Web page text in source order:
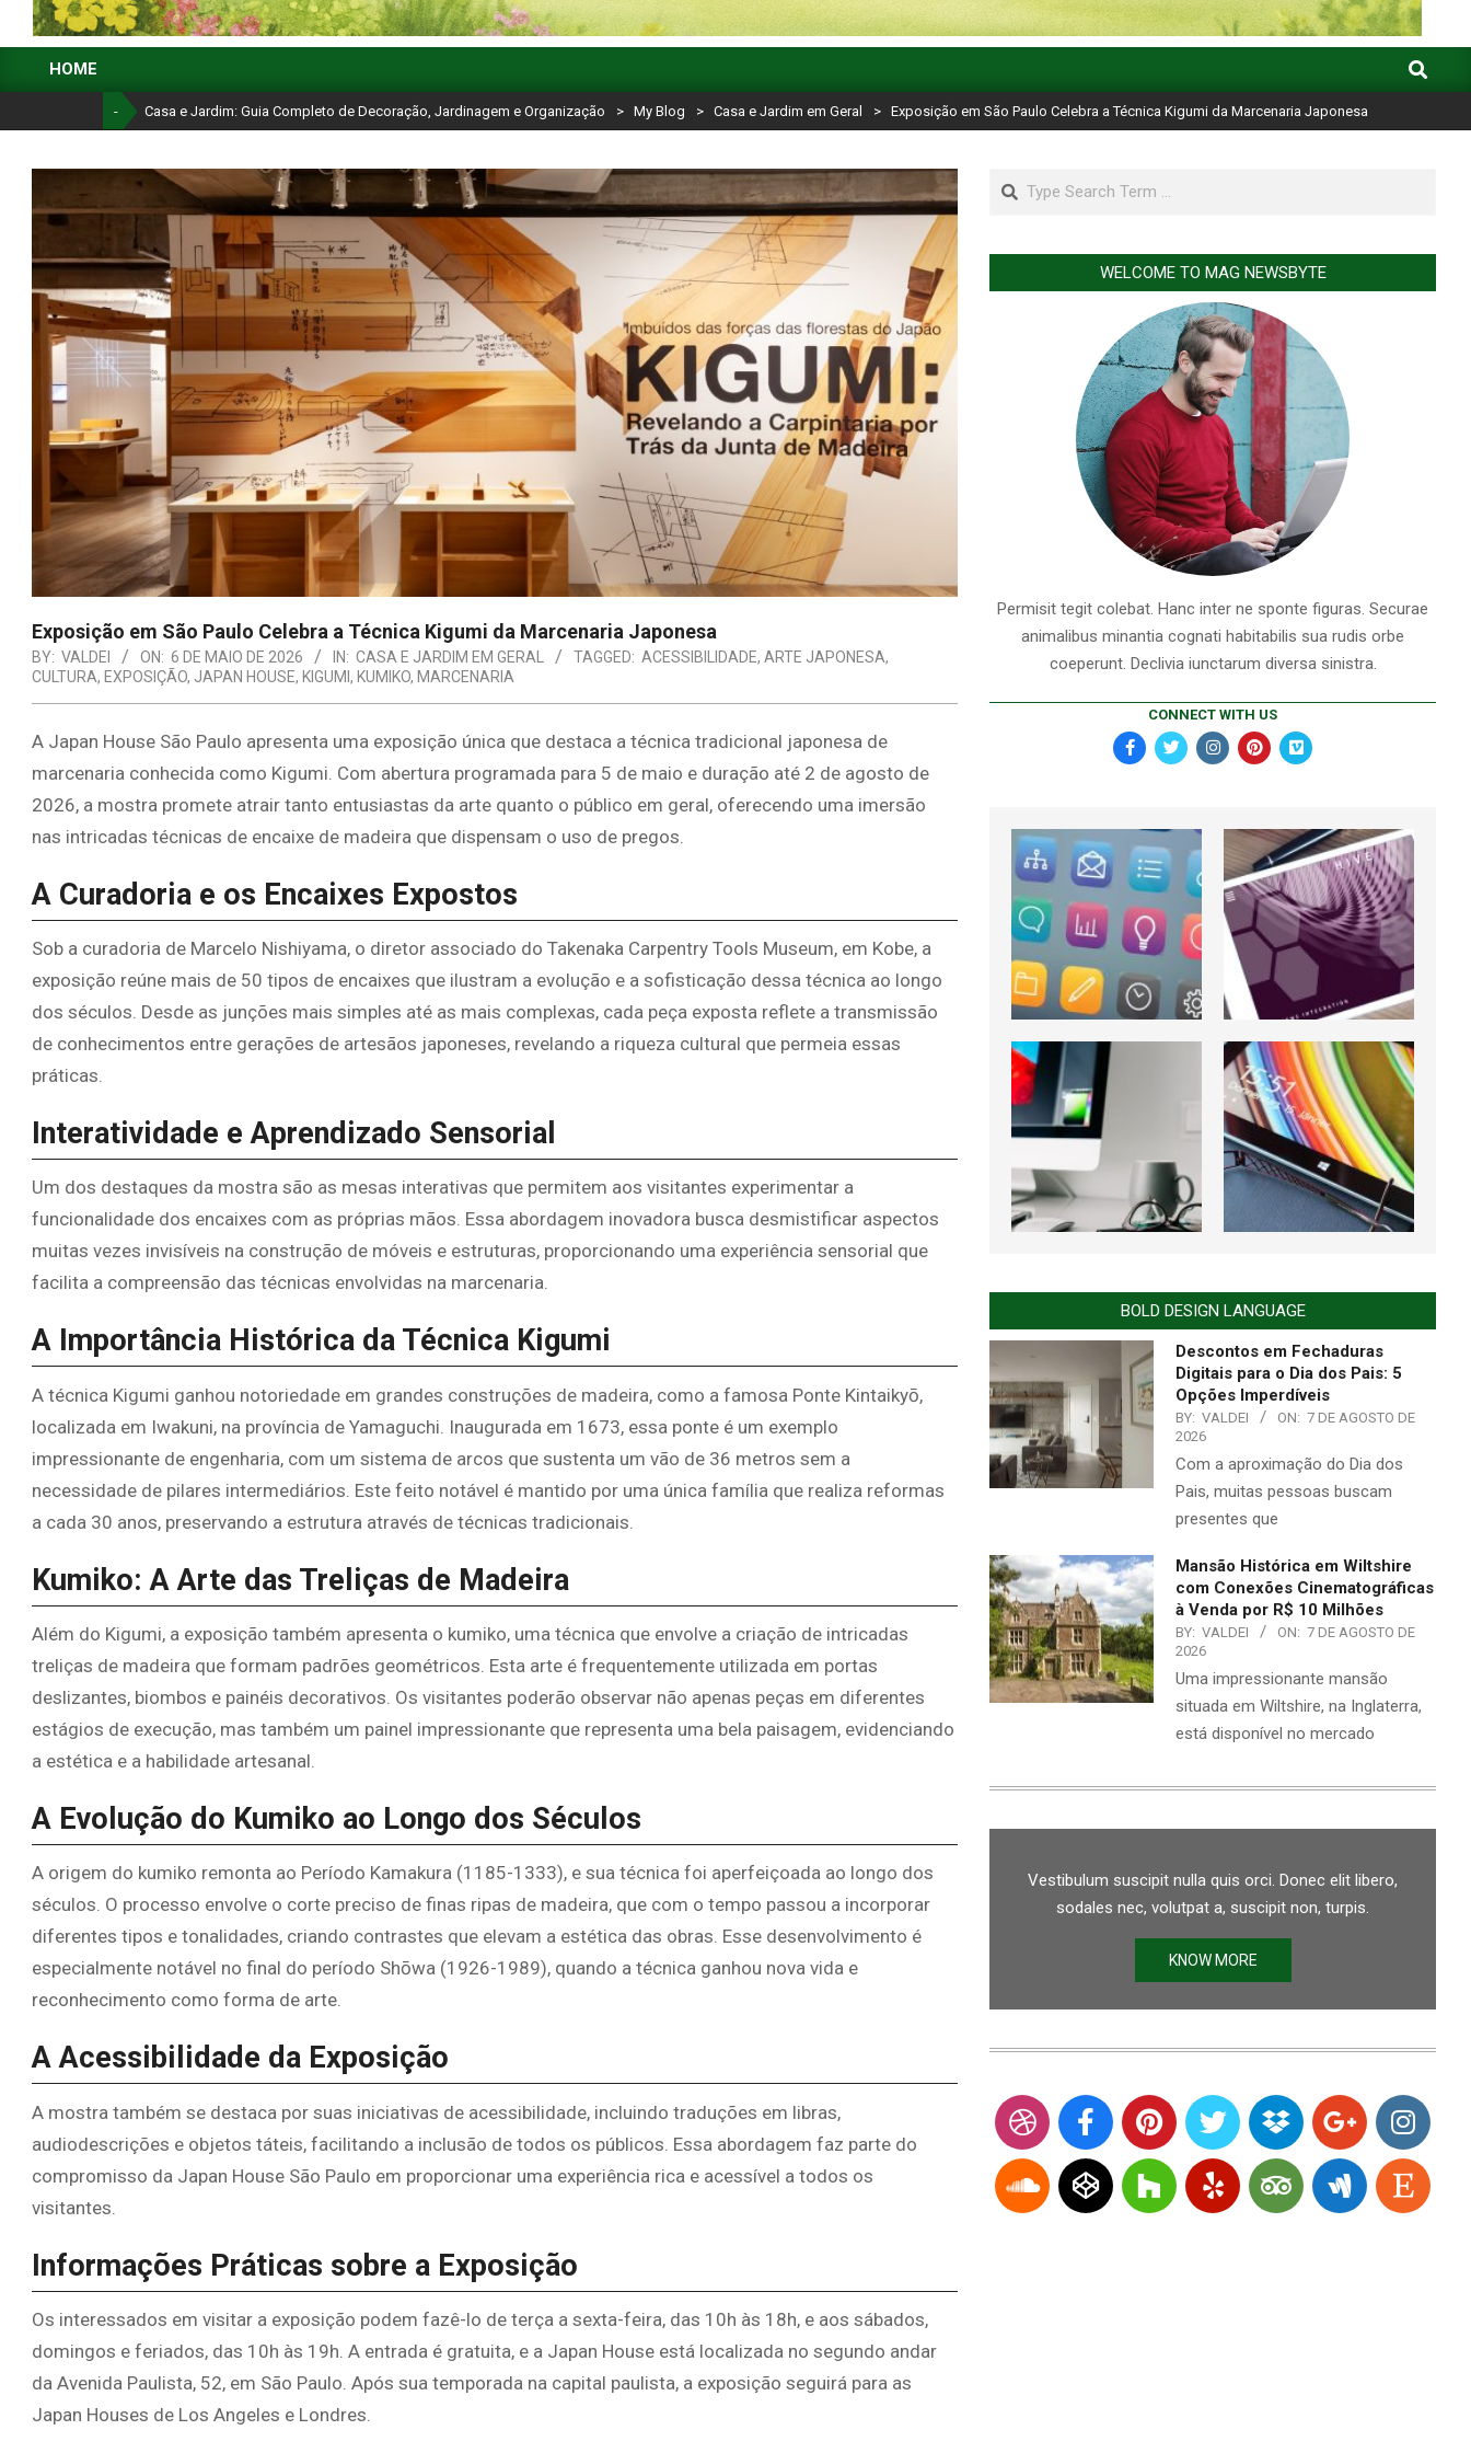
CASA
E
JARDIM:
GUIA
COMPLETO
DE
DECORAÇÃO,
JARDINAGEM
E
ORGANIZAÇÃO
Primary
Menu
HOME Search
- Casa e Jardim: Guia Completo de Decoração, Jardinagem e Organização > My Blog > Casa e Jardim em Geral > Exposição em São Paulo Celebra a Técnica Kigumi da Marcenaria Japonesa
Exposição em São Paulo Celebra a Técnica Kigumi da Marcenaria Japonesa
BY: VALDEI ON: 6 DE MAIO DE 2026 IN: CASA E JARDIM EM GERAL TAGGED: ACESSIBILIDADE, ARTE JAPONESA,
CULTURA, EXPOSIÇÃO, JAPAN HOUSE, KIGUMI , KUMIKO, MARCENARIA
A Japan House São Paulo apresenta uma exposição única que destaca a técnica tradicional japonesa de
marcenaria conhecida como Kigumi. Com abertura programada para 5 de maio e duração até 2 de agosto de
2026, a mostra promete atrair tanto entusiastas da arte quanto o público em geral, oferecendo uma imersão
nas intricadas técnicas de encaixe de madeira que dispensam o uso de pregos.
A Curadoria e os Encaixes Expostos
Sob a curadoria de Marcelo Nishiyama, o diretor associado do Takenaka Carpentry Tools Museum, em Kobe, a
exposição reúne mais de 50 tipos de encaixes que ilustram a evolução e a sofisticação dessa técnica ao longo
dos séculos. Desde as junções mais simples até as mais complexas, cada peça exposta reflete a transmissão
de conhecimentos entre gerações de artesãos japoneses, revelando a riqueza cultural que permeia essas
práticas.
Interatividade e Aprendizado Sensorial
Um dos destaques da mostra são as mesas interativas que permitem aos visitantes experimentar a
funcionalidade dos encaixes com as próprias mãos. Essa abordagem inovadora busca desmistificar aspectos
muitas vezes invisíveis na construção de móveis e estruturas, proporcionando uma experiência sensorial que
facilita a compreensão das técnicas envolvidas na marcenaria.
A Importância Histórica da Técnica Kigumi
A técnica Kigumi ganhou notoriedade em grandes construções de madeira, como a famosa Ponte Kintaikyō,
localizada em Iwakuni, na província de Yamaguchi. Inaugurada em 1673, essa ponte é um exemplo
impressionante de engenharia, com um sistema de arcos que sustenta um vão de 36 metros sem a
necessidade de pilares intermediários. Este feito notável é mantido por uma única família que realiza reformas
a cada 30 anos, preservando a estrutura através de técnicas tradicionais.
Kumiko: A Arte das Treliças de Madeira
Além do Kigumi, a exposição também apresenta o kumiko, uma técnica que envolve a criação de intricadas
treliças de madeira que formam padrões geométricos. Esta arte é frequentemente utilizada em portas
deslizantes, biombos e painéis decorativos. Os visitantes poderão observar não apenas peças em diferentes
estágios de execução, mas também um painel impressionante que representa uma bela paisagem, evidenciando
a estética e a habilidade artesanal.
A Evolução do Kumiko ao Longo dos Séculos
A origem do kumiko remonta ao Período Kamakura (1185-1333), e sua técnica foi aperfeiçoada ao longo dos
séculos. O processo envolve o corte preciso de finas ripas de madeira, que com o tempo passou a incorporar
diferentes tipos e tonalidades, criando contrastes que elevam a estética das obras. Esse desenvolvimento é
especialmente notável no final do período Shōwa (1926-1989), quando a técnica ganhou nova vida e
reconhecimento como forma de arte.
A Acessibilidade da Exposição
A mostra também se destaca por suas iniciativas de acessibilidade, incluindo traduções em libras,
audiodescrições e objetos táteis, facilitando a inclusão de todos os públicos. Essa abordagem faz parte do
compromisso da Japan House São Paulo em proporcionar uma experiência rica e acessível a todos os
visitantes.
Informações Práticas sobre a Exposição
Os interessados em visitar a exposição podem fazê-lo de terça a sexta-feira, das 10h às 18h, e aos sábados,
domingos e feriados, das 10h às 19h. A entrada é gratuita, e a Japan House está localizada no segundo andar
da Avenida Paulista, 52, em São Paulo. Após sua temporada na capital paulista, a exposição seguirá para as
Japan Houses de Los Angeles e Londres.
Search
WELCOME TO MAG NEWSBYTE
Permisit tegit colebat. Hanc inter ne sponte figuras. Securae
animalibus minantia cognati habitabilis sua rudis orbe
coeperunt. Declivia iunctarum diversa sinistra.
CONNECT WITH US
BOLD DESIGN LANGUAGE
Descontos em Fechaduras
Digitais para o Dia dos Pais: 5
Opções Imperdíveis
BY: VALDEI ON: 7 DE AGOSTO DE
2026
Com a aproximação do Dia dos
Pais, muitas pessoas buscam
presentes que
Mansão Histórica em Wiltshire
com Conexões Cinematográficas
à Venda por R$ 10 Milhões
BY: VALDEI ON: 7 DE AGOSTO DE
2026
Uma impressionante mansão
situada em Wiltshire, na Inglaterra,
está disponível no mercado
Vestibulum suscipit nulla quis orci. Donec elit libero,
sodales nec, volutpat a, suscipit non, turpis.
KNOW MORE